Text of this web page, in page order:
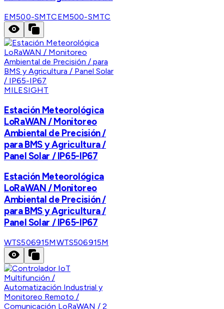
EM500-SMTCEM500-SMTC
MILESIGHT
Estación Meteorológica
LoRaWAN / Monitoreo
Ambiental de Precisión /
para BMS y Agricultura /
Panel Solar / IP65-IP67
Estación Meteorológica
LoRaWAN / Monitoreo
Ambiental de Precisión /
para BMS y Agricultura /
Panel Solar / IP65-IP67
WTS506915MWTS506915M